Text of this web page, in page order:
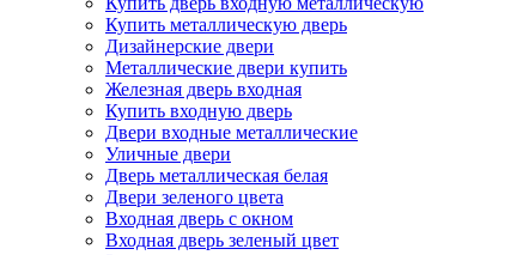
Купить металлическую дверь
Дизайнерские двери
Металлические двери купить
Железная дверь входная
Купить входную дверь
Двери входные металлические
Уличные двери
Дверь металлическая белая
Двери зеленого цвета
Входная дверь с окном
Входная дверь зеленый цвет